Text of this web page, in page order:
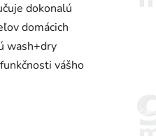
dokonalú
domácich
wash+dry
vášho